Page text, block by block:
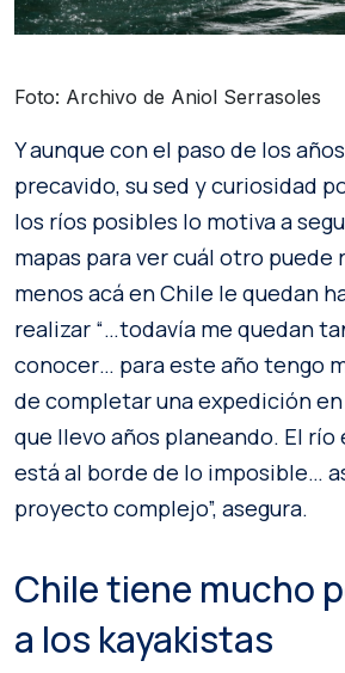
Foto: Archivo de Aniol Serrasoles
Y aunque con el paso de los
precavido, su sed y curiosidad
los ríos posibles lo motiva a
mapas para ver cuál otro puede
menos acá en Chile le quedan
realizar “…todavía me quedan
conocer… para este año tengo
de completar una expedición
que llevo años planeando. El
está al borde de lo imposible…
proyecto complejo”, asegura.
Chile tiene mucho
a los kayakistas